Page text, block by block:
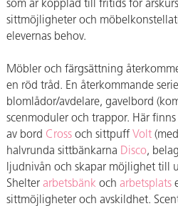
som är kopplad till fritids för
sittmöjligheter och
elevernas behov.
Möbler och färgsättning
en röd tråd. En återkommande
blomlådor/avdelare, gavelbord
scenmoduler och trappor. Här
av bord Cross och sittpuff Volt
halvrunda sittbänkarna Disco,
ljudnivån och skapar möjlighet till
Shelter arbetsbänk och arbetsplats
sittmöjligheter och avskildhet.